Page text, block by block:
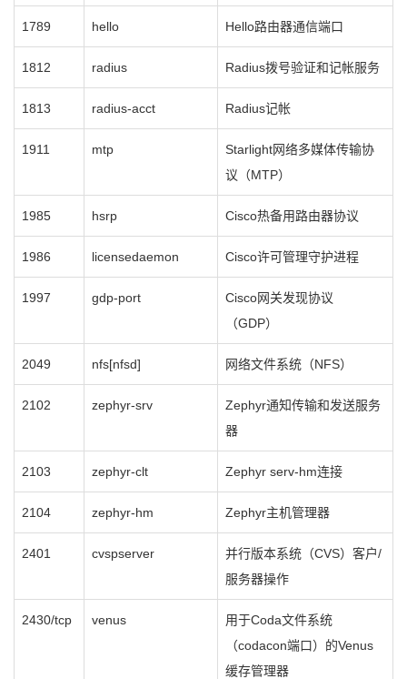
1789 hello Hello路由器通信端口
1812 radius Radius拨号验证和记帐服务
1813 radius-acct Radius记帐
1911 mtp
Starlight网络多媒体传输协
议（MTP）
1985 hsrp Cisco热备用路由器协议
1986 licensedaemon Cisco许可管理守护进程
1997 gdp-port
Cisco网关发现协议
（GDP）
2049 nfs[nfsd] 网络文件系统（NFS）
2102 zephyr-srv
Zephyr通知传输和发送服务
器
2103 zephyr-clt Zephyr serv-hm连接
2104 zephyr-hm Zephyr主机管理器
2401 cvspserver
并行版本系统（CVS）客户/
服务器操作
2430/tcp venus
用于Coda文件系统
（codacon端口）的Venus
缓存管理器